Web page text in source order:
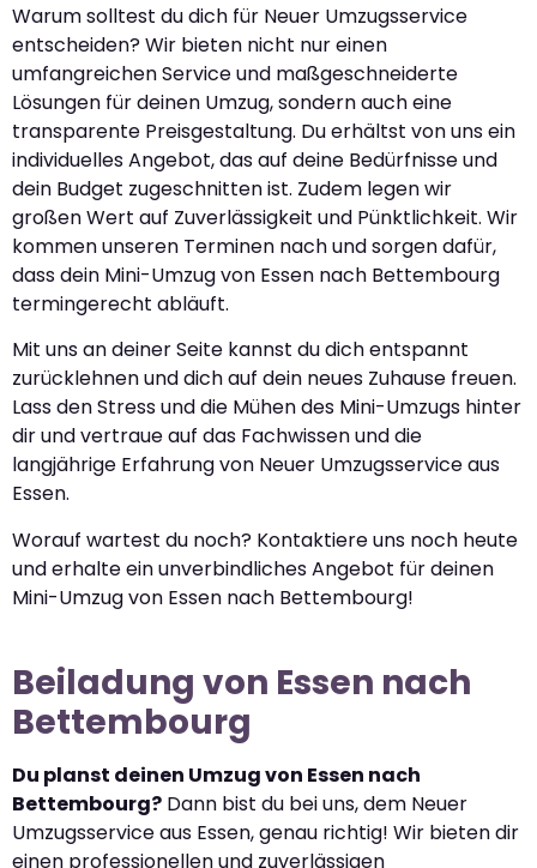
Warum solltest du dich für Neuer Umzugsservice
entscheiden? Wir bieten nicht nur einen
umfangreichen Service und maßgeschneiderte
Lösungen für deinen Umzug, sondern auch eine
transparente Preisgestaltung. Du erhältst von uns ein
individuelles Angebot, das auf deine Bedürfnisse und
dein Budget zugeschnitten ist. Zudem legen wir
großen Wert auf Zuverlässigkeit und Pünktlichkeit. Wir
kommen unseren Terminen nach und sorgen dafür,
dass dein Mini-Umzug von Essen nach Bettembourg
termingerecht abläuft.
Mit uns an deiner Seite kannst du dich entspannt
zurücklehnen und dich auf dein neues Zuhause freuen.
Lass den Stress und die Mühen des Mini-Umzugs hinter
dir und vertraue auf das Fachwissen und die
langjährige Erfahrung von Neuer Umzugsservice aus
Essen.
Worauf wartest du noch? Kontaktiere uns noch heute
und erhalte ein unverbindliches Angebot für deinen
Mini-Umzug von Essen nach Bettembourg!
Beiladung von Essen nach
Bettembourg
Du planst deinen Umzug von Essen nach
Bettembourg? Dann bist du bei uns, dem Neuer
Umzugsservice aus Essen, genau richtig! Wir bieten dir
einen professionellen und zuverlässigen